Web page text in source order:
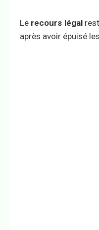
Le recours légal
après avoir épuisé